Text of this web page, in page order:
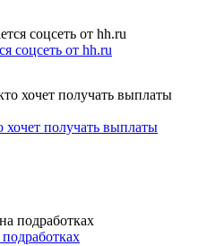
соцсеть от hh.ru
хочет получать выплаты